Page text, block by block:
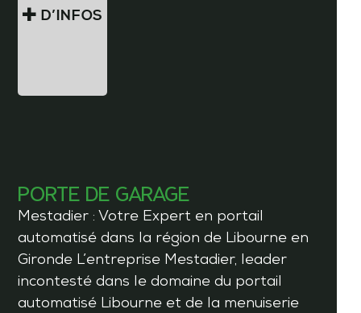
D’INFOS
PORTE DE GARAGE
Mestadier : Votre Expert en portail
automatisé dans la région de Libourne en
Gironde L’entreprise Mestadier, leader
incontesté dans le domaine du portail
automatisé Libourne et de la menuiserie